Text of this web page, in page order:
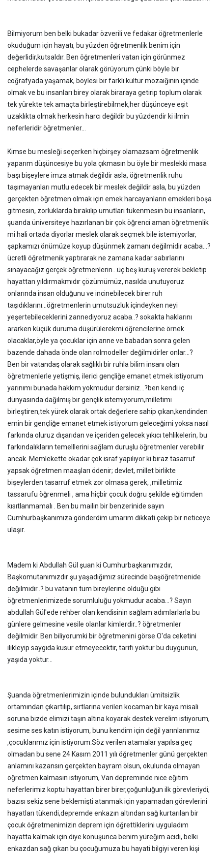
Bilmiyorum ben belki bukadar özverili ve fedakar öğretmenlerle
okuduğum için hayatı, bu yüzden öğretmenlik benim için
değerlidir,kutsaldır. Ben öğretmenleri vatan için görünmez
cephelerde savaşanlar olarak görüyorum çünki böyle bir
coğrafyada yaşamak, böylesi bir farklı kültür mozaiğinin içinde
olmak ve bu insanları birey olarak biraraya getirip toplum olarak
tek yürekte tek amaçta birleştirebilmek,her düşünceye eşit
uzaklıkta olmak herkesin harcı değildir bu yüzdendir ki ilmin
neferleridir öğretmenler...
Kimse bu mesleği seçerken hiçbirşey olamazsam öğretmenlik
yaparım düşüncesiye bu yola çıkmasın bu öyle bir meslekki masa
başı bişeylere imza atmak değildir asla, öğretmenlik ruhu
taşımayanları mutlu edecek bir meslek değildir asla, bu yüzden
gerçekten öğretmen olmak için emek harcayanların emekleri boşa
gitmesin, zorluklarda bırakılıp umutları tükenmesin bu insanların,
şuanda üniversiteye hazırlanan bir çok öğrenci aman öğretmenlik
mi hali ortada diyorlar meslek olarak seçmek bile istemiyorlar,
şapkamızı önümüze koyup düşünmek zamanı değilmidir acaba...?
ücretli öğretmenik yaptırarak ne zamana kadar sabırlarını
sınayacağız gerçek öğretmenlerin...üç beş kuruş vererek bekletip
hayattan yıldırmakmıdır çözümümüz, nasılda unutuyoruz
onlarında insan olduğunu ve incinebilecek birer ruh
taşıdıklarını...öğretmenlerin umutsuzluk içindeyken neyi
yeşertebileceklerini zannediyoruz acaba..? sokakta haklarını
ararken küçük duruma düşürülerekmi öğrencilerine örnek
olacaklar,öyle ya çocuklar için anne ve babadan sonra gelen
bazende dahada önde olan rolmodeller değilmidirler onlar...?
Ben bir vatandaş olarak sağlıklı bir ruhla bilim insanı olan
öğretmenlerle yetişmiş, ilerici gençliğe emanet etmek istiyorum
yarınımı bunada hakkım yokmudur dersiniz...?ben kendi iç
dünyasında dağılmış bir gençlik istemiyorum,milletimi
birleştiren,tek yürek olarak ortak değerlere sahip çıkan,kendinden
emin bir gençliğe emanet etmek istiyorum geleceğimi yoksa nasıl
farkında oluruz dışarıdan ve içeriden gelecek yıkıcı tehlikelerin, bu
farkındalıkların temelllerini sağlam duruşlu öğretmenler verebilir
ancak. Memlekette okadar çok israf yapılıyor ki biraz tasarruf
yapsak öğretmen maaşları ödenir; devlet, millet birlikte
bişeylerden tasarruf etmek zor olmasa gerek, ,milletimiz
tassarufu öğrenmeli , ama hiçbir çocuk doğru şekilde eğitimden
kısıtlanmamalı . Ben bu mailin bir benzerinide sayın
Cumhurbaşkanımıza gönderdim umarım dikkati çekip bir neticeye
ulaşır.
Madem ki Abdullah Gül şuan ki Cumhurbaşkanımızdır,
Başkomutanımızdır şu yaşadığımız sürecinde başöğretmenide
değilmidir..? bu vatanın tüm bireylerine olduğu gibi
öğretmenlerimizede sorumluluğu yokmudur acaba...? Sayın
abdullah Gül'ede rehber olan kendisinin sağlam adımlarlarla bu
günlere gelmesine vesile olanlar kimlerdir..? öğretmenler
değilmidir. Ben biliyorumki bir öğretmenini görse O'da ceketini
ilikleyip saygıda kusur etmeyecektir, tarifi yoktur bu duygunun,
yaşıda yoktur...
Şuanda öğretmenlerimizin içinde bulundukları ümitsizlik
ortamından çıkartılıp, sırtlarına verilen kocaman bir kaya misali
soruna bizde elimizi taşın altına koyarak destek verelim istiyorum,
sesime ses katın istiyorum, bunu kendim için değil yarınlarıımız
,çocuklarımız için istiyorum.Söz verilen atamalar yapılsa geç
olmadan bu sene 24 Kasım 2011 yılı öğretmenler günü gerçekten
anlamını kazansın gerçekten bayram olsun, okulunda olmayan
öğretmen kalmasın istiyorum, Van depreminde nice eğitim
neferlerimiz koptu hayattan birer birer,çoğunluğun ilk görevleriydi,
bazısı sekiz sene beklemişti atanmak için yapamadan görevlerini
hayatları tükendi,depremde enkazın altından sağ kurtarılan bir
çocuk öğretmenimizin deprem için öğrettiklerini uyguladım
hayatta kalmak için diye konuşunca benim yüreğim acıdı, belki
enkazdan sağ çıkan bu çocuğumuza bu hayati bilgiyi veren kişi